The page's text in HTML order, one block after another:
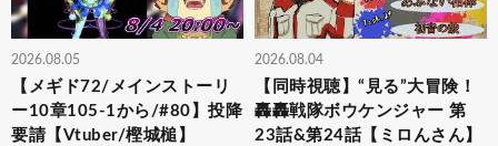
2026.08.05
【メギド72/メインストーリ
ー10章105-1から/#80】投降
要請【Vtuber/樫城槌】
2026.08.04
【同時視聴】“見る”大冒険！
轟轟戦隊ボウケンジャー 第
23話&第24話【ミロんさん】